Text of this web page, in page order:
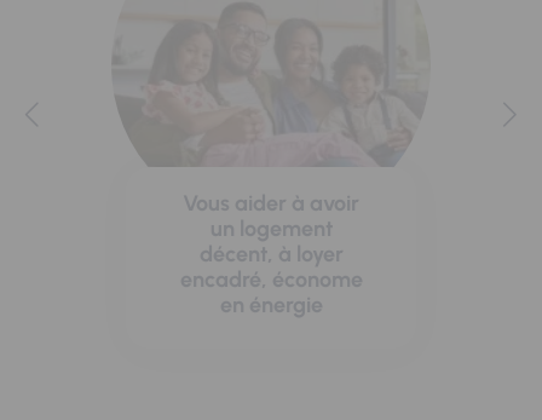
Vous aider à avoir
un logement
décent, à loyer
encadré, économe
en énergie